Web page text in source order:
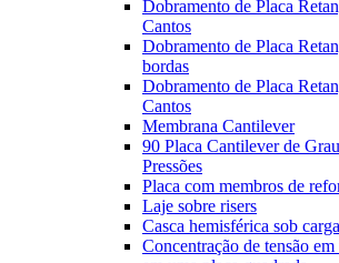
Dobramento de Placa
Cantos
Dobramento de Placa
bordas
Dobramento de Placa
Cantos
Membrana Cantilever
90 Placa Cantilever de
Pressões
Placa com membros de
Laje sobre risers
Casca hemisférica sob
Concentração de tensão